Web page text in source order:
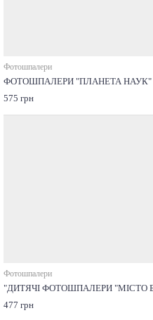
Фотошпалери
ФОТОШПАЛЕРИ "ПЛАНЕТА НАУК"
575 грн
Фотошпалери
"ДИТЯЧІ ФОТОШПАЛЕРИ "МІСТО
477 грн